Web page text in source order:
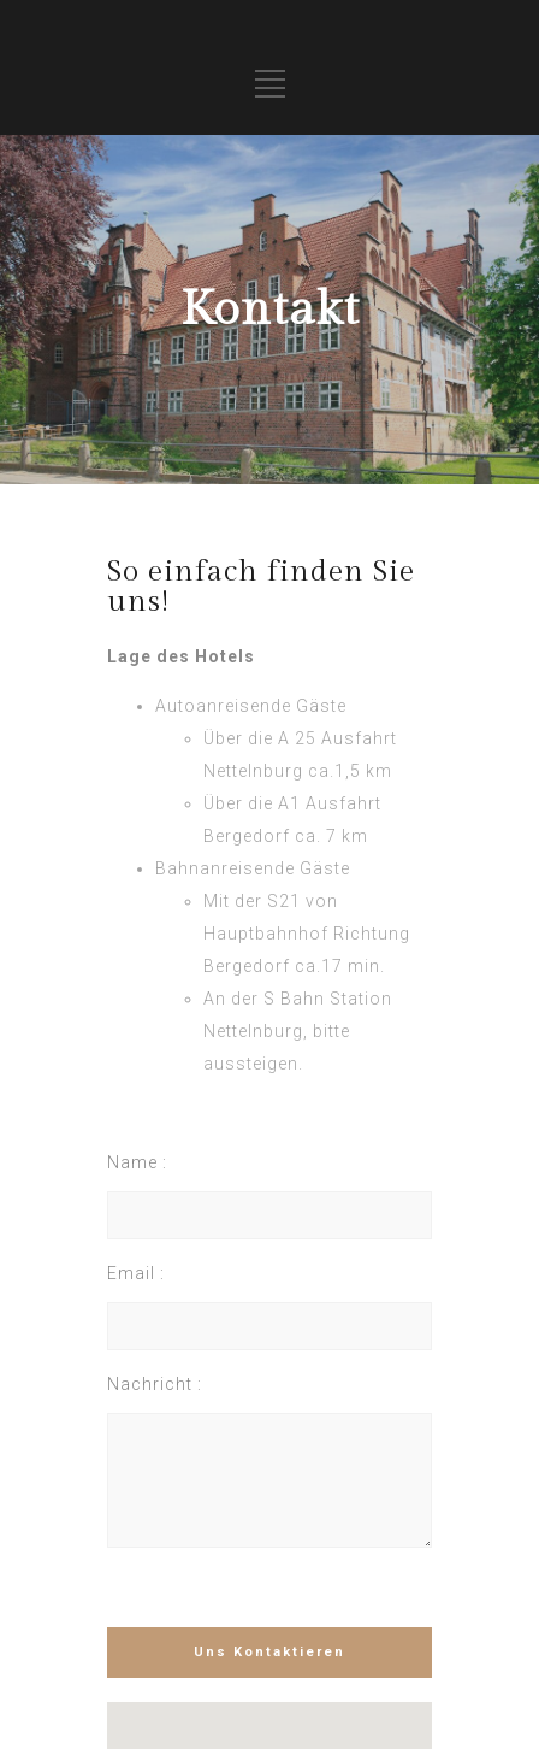
Kontakt
So einfach finden Sie
uns!
Lage des Hotels
Autoanreisende Gäste
Über die A 25 Ausfahrt
Nettelnburg ca.1,5 km
Über die A1 Ausfahrt
Bergedorf ca. 7 km
Bahnanreisende Gäste
Mit der S21 von
Hauptbahnhof Richtung
Bergedorf ca.17 min.
An der S Bahn Station
Nettelnburg, bitte
aussteigen.
Name :
Email :
Nachricht :